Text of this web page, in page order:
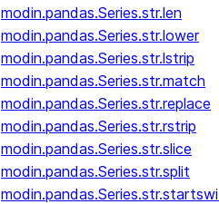
modin.pandas.Series.str.len
modin.pandas.Series.str.lower
modin.pandas.Series.str.lstrip
modin.pandas.Series.str.match
modin.pandas.Series.str.replace
modin.pandas.Series.str.rstrip
modin.pandas.Series.str.slice
modin.pandas.Series.str.split